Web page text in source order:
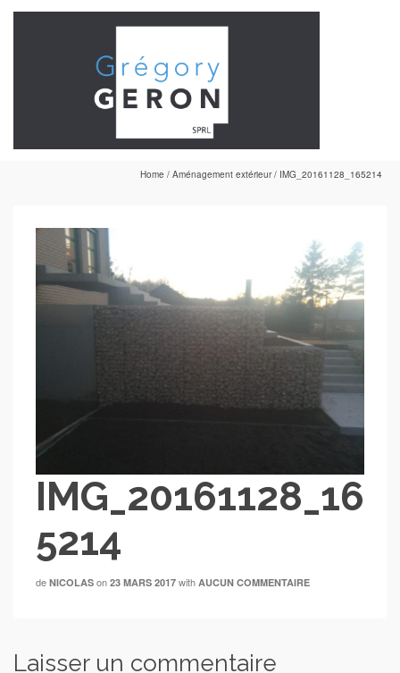
Home / Aménagement extérieur / IMG_20161128_165214
IMG_20161128_16
5214
de NICOLAS on 23 MARS 2017 with AUCUN COMMENTAIRE
Laisser un commentaire